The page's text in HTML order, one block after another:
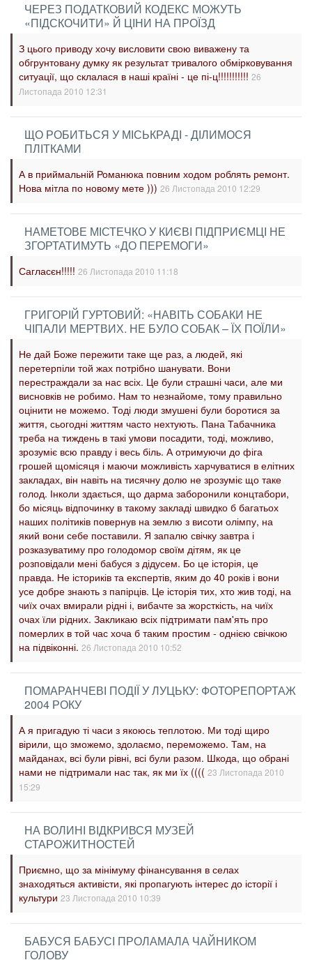
ЧЕРЕЗ ПОДАТКОВИЙ КОДЕКС МОЖУТЬ
«ПІДСКОЧИТИ» Й ЦІНИ НА ПРОЇЗД
З цього приводу хочу висловити свою виважену та
обгрунтовану думку як результат тривалого обмірковування
ситуації, що склалася в наші країні - це пі-ц!!!!!!!!!!! 26
Листопада 2010 12:31
ЩО РОБИТЬСЯ У МІСЬКРАДІ - ДІЛИМОСЯ
ПЛІТКАМИ
А в приймальній Романюка повним ходом роблять ремонт.
Нова мітла по новому мете ))) 26 Листопада 2010 12:29
НАМЕТОВЕ МІСТЕЧКО У КИЄВІ ПІДПРИЄМЦІ НЕ
ЗГОРТАТИМУТЬ «ДО ПЕРЕМОГИ»
Сагласєн!!!!! 26 Листопада 2010 11:18
ГРИГОРІЙ ГУРТОВИЙ: «НАВІТЬ СОБАКИ НЕ
ЧІПАЛИ МЕРТВИХ. НЕ БУЛО СОБАК – ЇХ ПОЇЛИ»
Не дай Боже пережити таке ще раз, а людей, які
перетерпіли той жах потрібно шанувати. Вони
перестраждали за нас всіх. Це були страшні часи, але ми
висновків не робимо. Нам то незнайоме, тому правильно
оцінити не можемо. Тоді люди змушені були боротися за
життя, сьогодні життям часто нехтують. Пана Табачника
треба на тиждень в такі умови посадити, тоді, можливо,
зрозуміє всю правду і весь біль. А отримуючи до фіга
грошей щомісяця і маючи можливість харчуватися в елітних
закладах, він навіть на тисячну долю не зрозуміє що таке
голод. Інколи здається, що дарма заборонили концтабори,
бо місяць відпочинку в такому закладі швидко б багатьох
наших політиків повернув на землю з висоти олімпу, на
який вони себе поставили. Я запалю свічку завтра і
розказуватиму про голодомор своїм дітям, як це
розповідали мені бабуся з дідусем. Бо це історія, це
правда. Не істориків та експертів, яким до 40 років і вони
усе добре знають з папірців. Це історія тих, хто жив тоді, на
чиїх очах вмирали рідні і, вибачте за жорсткість, на чиїх
очах їли рідних. Закликаю всіх підтримати пам'ять про
померлих в той час хоча б таким простим - однією свічкою
на підвіконні. 26 Листопада 2010 10:52
ПОМАРАНЧЕВІ ПОДІЇ У ЛУЦЬКУ: ФОТОРЕПОРТАЖ
2004 РОКУ
А я пригадую ті часи з якоюсь теплотою. Ми тоді щиро
вірили, що зможемо, здолаємо, переможемо. Там, на
майданах, всі були рівні, всі були разом. Шкода, що обрані
нами не підтримали нас так, як ми їх (((( 23 Листопада 2010
15:29
НА ВОЛИНІ ВІДКРИВСЯ МУЗЕЙ
СТАРОЖИТНОСТЕЙ
Приємно, що за мінімуму фінансування в селах
знаходяться активісти, які пропагують інтерес до історії і
культури 23 Листопада 2010 10:39
БАБУСЯ БАБУСІ ПРОЛАМАЛА ЧАЙНИКОМ
ГОЛОВУ